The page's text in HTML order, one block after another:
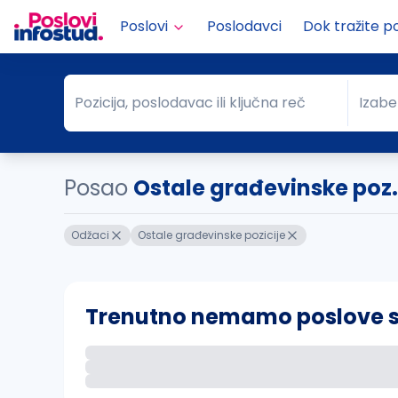
Poslovi Poslodavci Dok tražite
Pozicija, poslodavac ili ključna reč
Pozicija, poslodavac ili ključna reč Grad
Posao Ostale građevinske
Odžaci Ostale građevinske pozicije
Trenutno nemamo poslove